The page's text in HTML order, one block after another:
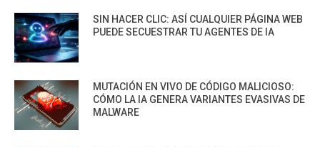
SIN HACER CLIC: ASÍ CUALQUIER PÁGINA WEB
PUEDE SECUESTRAR TU AGENTES DE IA
MUTACIÓN EN VIVO DE CÓDIGO MALICIOSO:
CÓMO LA IA GENERA VARIANTES EVASIVAS DE
MALWARE